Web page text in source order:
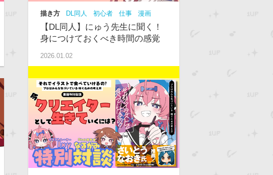
描き方 DL同人 初心者 仕事
漫画
SNS
【DL同人】にゅう先生に聞く！
身につけておくべき時間の感覚
2026.01.02